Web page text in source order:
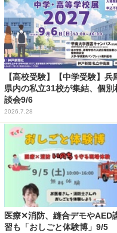
【高校受験】【中学受験】兵
県内の私立31校が集結、個別
談会9/6
2026.7.28
医療✕消防、縫合デモやAED
習も「おしごと体験博」9/5